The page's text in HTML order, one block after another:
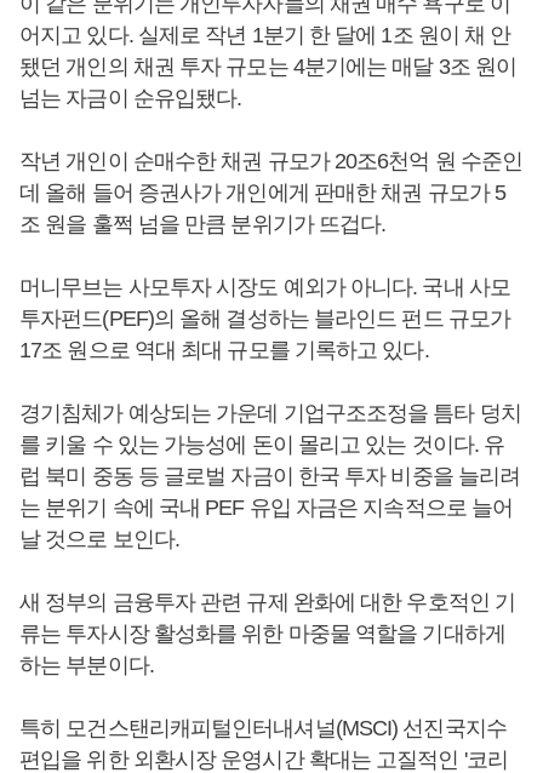
어지고 있다. 실제로 작년 1분기 한 달에 1조 원이 채 안
됐던 개인의 채권 투자 규모는 4분기에는 매달 3조 원이
넘는 자금이 순유입됐다.
작년 개인이 순매수한 채권 규모가 20조6천억 원 수준인
데 올해 들어 증권사가 개인에게 판매한 채권 규모가 5
조 원을 훌쩍 넘을 만큼 분위기가 뜨겁다.
머니무브는 사모투자 시장도 예외가 아니다. 국내 사모
투자펀드(PEF)의 올해 결성하는 블라인드 펀드 규모가
17조 원으로 역대 최대 규모를 기록하고 있다.
경기침체가 예상되는 가운데 기업구조조정을 틈타 덩치
를 키울 수 있는 가능성에 돈이 몰리고 있는 것이다. 유
럽 북미 중동 등 글로벌 자금이 한국 투자 비중을 늘리려
는 분위기 속에 국내 PEF 유입 자금은 지속적으로 늘어
날 것으로 보인다.
새 정부의 금융투자 관련 규제 완화에 대한 우호적인 기
류는 투자시장 활성화를 위한 마중물 역할을 기대하게
하는 부분이다.
특히 모건스탠리캐피털인터내셔널(MSCI) 선진국지수
편입을 위한 외환시장 운영시간 확대는 고질적인 '코리